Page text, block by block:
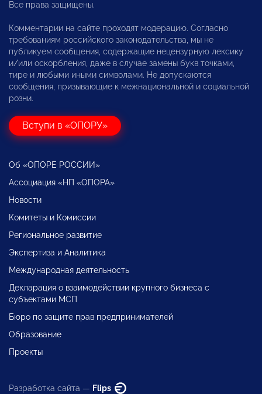
Все права защищены.
Комментарии на сайте проходят модерацию. Согласно
требованиям российского законодательства, мы не
публикуем сообщения, содержащие нецензурную лексику
и/или оскорбления, даже в случае замены букв точками,
тире и любыми иными символами. Не допускаются
сообщения, призывающие к межнациональной и социальной
розни.
Вступи в «ОПОРУ»
Об «ОПОРЕ РОССИИ»
Ассоциация «НП «ОПОРА»
Новости
Комитеты и Комиссии
Региональное развитие
Экспертиза и Аналитика
Международная деятельность
Декларация о взаимодействии крупного бизнеса с
субъектами МСП
Бюро по защите прав предпринимателей
Образование
Проекты
Разработка сайта — Flips